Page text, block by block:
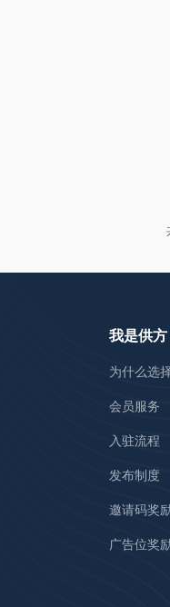
我是供方
为什么选
会员服务
入驻流程
发布制度
邀请码奖
广告位奖